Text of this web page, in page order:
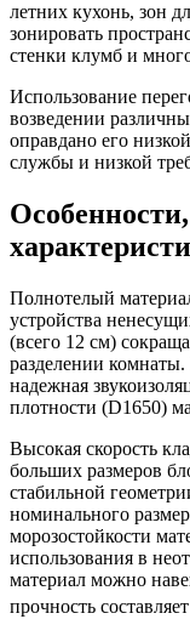
летних кухонь, зон
зонировать
стенки клумб и
Использование
возведении
оправдано его
службы и низкой
Полнотелый
устройства
(всего 12 см)
разделении комнаты.
надежная
плотности (D1650)
Высокая скорость
больших размеров
стабильной
номинального
морозостойкости
использования в
материал можно
прочность